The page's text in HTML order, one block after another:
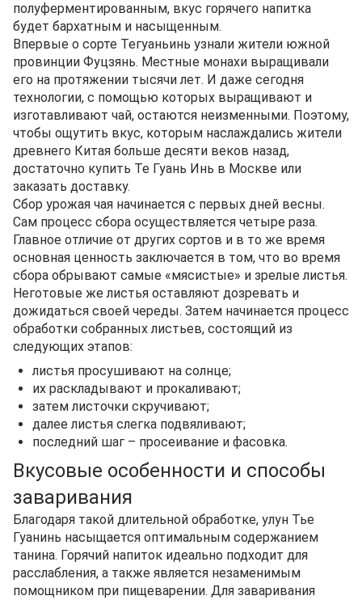
полуферментированным, вкус горячего напитка
будет бархатным и насыщенным.
Впервые о сорте Тегуаньинь узнали жители южной
провинции Фуцзянь. Местные монахи выращивали
его на протяжении тысячи лет. И даже сегодня
технологии, с помощью которых выращивают и
изготавливают чай, остаются неизменными. Поэтому,
чтобы ощутить вкус, которым наслаждались жители
древнего Китая больше десяти веков назад,
достаточно купить Те Гуань Инь в Москве или
заказать доставку.
Сбор урожая чая начинается с первых дней весны.
Сам процесс сбора осуществляется четыре раза.
Главное отличие от других сортов и в то же время
основная ценность заключается в том, что во время
сбора обрывают самые «мясистые» и зрелые листья.
Неготовые же листья оставляют дозревать и
дожидаться своей череды. Затем начинается процесс
обработки собранных листьев, состоящий из
следующих этапов:
листья просушивают на солнце;
их раскладывают и прокаливают;
затем листочки скручивают;
далее листья слегка подвяливают;
последний шаг – просеивание и фасовка.
Вкусовые особенности и способы
заваривания
Благодаря такой длительной обработке, улун Тье
Гуанинь насыщается оптимальным содержанием
танина. Горячий напиток идеально подходит для
расслабления, а также является незаменимым
помощником при пищеварении. Для заваривания